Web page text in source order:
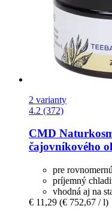
2 varianty
4.2 (372)
CMD
čajovníkového
pre
príjemný
vhodná aj na
€ 11,29 (€ 752,67 / l)